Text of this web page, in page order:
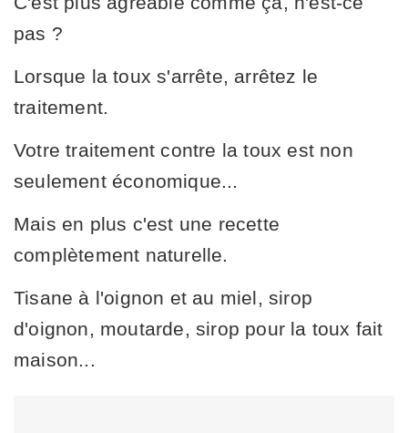
pas ?
Lorsque la toux s'arrête, arrêtez le
traitement.
Votre traitement contre la toux est non
seulement économique...
Mais en plus c'est une recette
complètement naturelle.
Tisane à l'oignon et au miel, sirop
d'oignon, moutarde, sirop pour la toux fait
maison...